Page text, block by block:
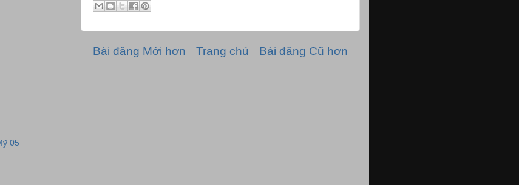
Bài đăng Mới hơn Bài đăng Cũ hơn
Trang chủ
05